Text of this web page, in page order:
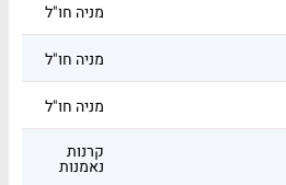
מניה חו"ל
מניה חו"ל
מניה חו"ל
קרנות
נאמנות